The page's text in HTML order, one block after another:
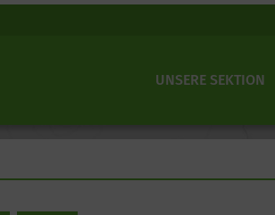
UNSERE SEKTION